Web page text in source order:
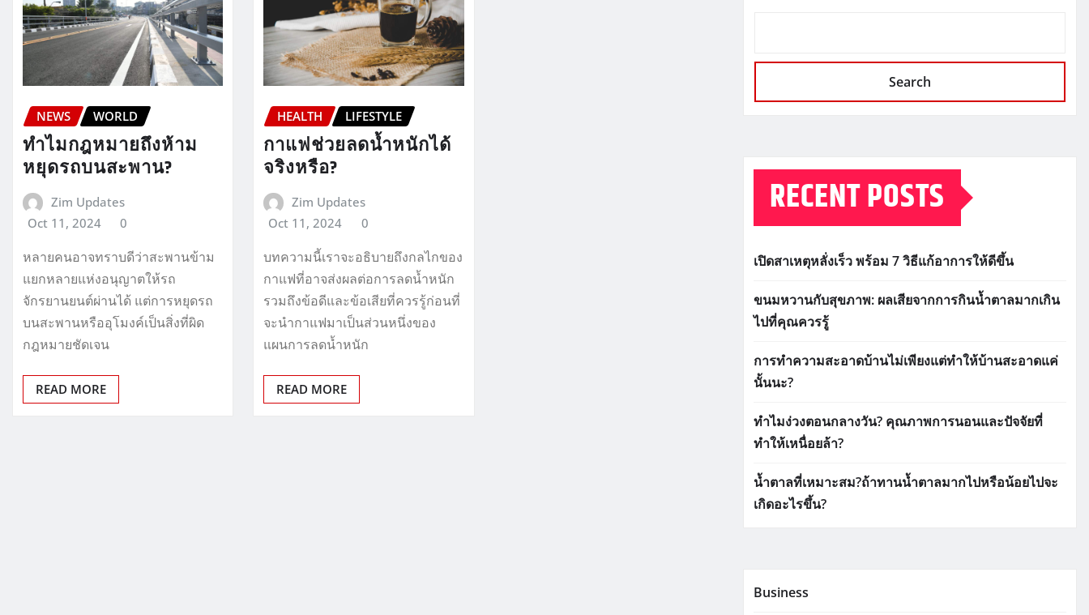
NEWS WORLD
ทำไมกฎหมายถึงห้าม
หยุดรถบนสะพาน?
Zim Updates
Oct 11, 2024
0
หลายคนอาจทราบดีว่าสะพานข้าม
แยกหลายแห่งอนุญาตให้รถ
จักรยานยนต์ผ่านได้ แต่การหยุดรถ
บนสะพานหรืออุโมงค์เป็นสิ่งที่ผิด
กฎหมายชัดเจน
READ MORE
HEALTH LIFESTYLE
กาแฟช่วยลดน้ำหนักได้
จริงหรือ?
Zim Updates
Oct 11, 2024
0
บทความนี้เราจะอธิบายถึงกลไกของ
กาแฟที่อาจส่งผลต่อการลดน้ำหนัก
รวมถึงข้อดีและข้อเสียที่ควรรู้ก่อนที่
จะนำกาแฟมาเป็นส่วนหนึ่งของ
แผนการลดน้ำหนัก
READ MORE
Search
RECENT POSTS
เปิดสาเหตุหลั่งเร็ว พร้อม 7 วิธีแก้อาการให้ดีขึ้น
ขนมหวานกับสุขภาพ: ผลเสียจากการกินน้ำตาลมากเกิน
ไปที่คุณควรรู้
การทำความสะอาดบ้านไม่เพียงแต่ทำให้บ้านสะอาดแค่
นั้นนะ?
ทำไมง่วงตอนกลางวัน? คุณภาพการนอนและปัจจัยที่
ทำให้เหนื่อยล้า?
น้ำตาลที่เหมาะสม?ถ้าทานน้ำตาลมากไปหรือน้อยไปจะ
เกิดอะไรขึ้น?
Business